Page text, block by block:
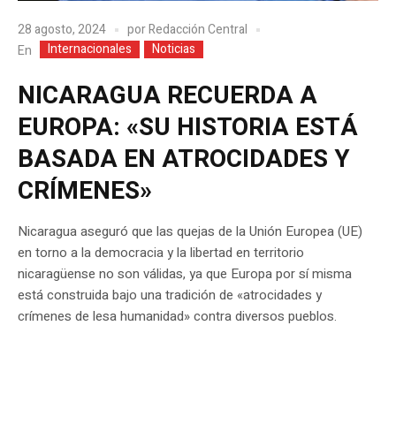
28 agosto, 2024 porRedacción Central
En
Internacionales Noticias
NICARAGUA RECUERDA A
EUROPA: «SU HISTORIA ESTÁ
BASADA EN ATROCIDADES Y
CRÍMENES»
Nicaragua aseguró que las quejas de la Unión Europea (UE)
en torno a la democracia y la libertad en territorio
nicaragüense no son válidas, ya que Europa por sí misma
está construida bajo una tradición de «atrocidades y
crímenes de lesa humanidad» contra diversos pueblos.